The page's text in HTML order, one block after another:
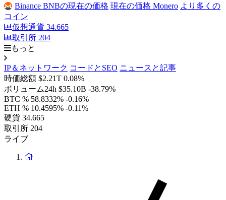
Binance BNBの現在の価格 現在の価格 Monero より多くの
コイン
仮想通貨 34.665
取引所 204
もっと
IP＆ネットワーク コードとSEO ニュースと記事
時価総額 $2.21T 0.08%
ボリューム24h $35.10B -38.79%
BTC % 58.8332% -0.16%
ETH % 10.4595% -0.11%
硬貨 34.665
取引所 204
ライブ